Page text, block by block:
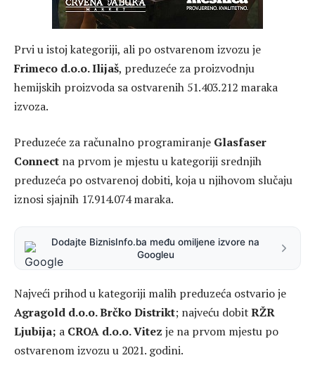
Prvi u istoj kategoriji, ali po ostvarenom izvozu je
Frimeco d.o.o. Ilijaš, preduzeće za proizvodnju
hemijskih proizvoda sa ostvarenih 51.403.212 maraka
izvoza.
Preduzeće za računalno programiranje Glasfaser
Connect na prvom je mjestu u kategoriji srednjih
preduzeća po ostvarenoj dobiti, koja u njihovom slučaju
iznosi sjajnih 17.914.074 maraka.
Dodajte BiznisInfo.ba među omiljene izvore na
Googleu
Najveći prihod u kategoriji malih preduzeća ostvario je
Agragold d.o.o. Brčko Distrikt; najveću dobitRŽR
Ljubija; a CROA d.o.o. Vitez je na prvom mjestu po
ostvarenom izvozu u 2021. godini.